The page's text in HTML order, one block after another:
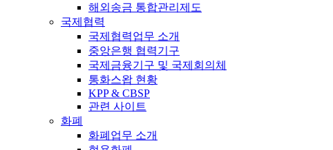
해외송금 통합관리제도
국제협력
국제협력업무 소개
중앙은행 협력기구
국제금융기구 및 국제회의체
통화스왑 현황
KPP & CBSP
관련 사이트
화폐
화폐업무 소개